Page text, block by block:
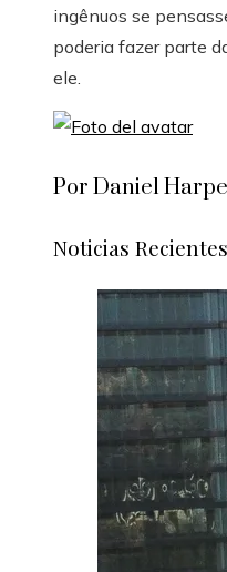
ingênuos se
poderia fazer parte
ele.
Por Daniel
Noticias Recientes